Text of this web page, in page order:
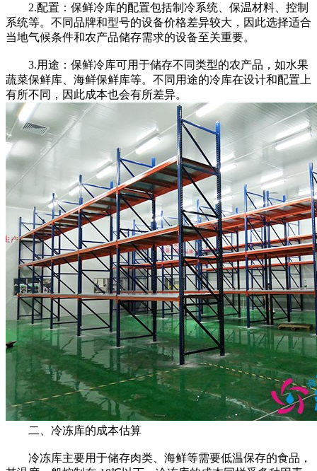
2.配置：保鲜冷库的配置包括制冷系统、保温材料、控制
系统等。不同品牌和型号的设备价格差异较大，因此选择适合
当地气候条件和农产品储存需求的设备至关重要。
3.用途：保鲜冷库可用于储存不同类型的农产品，如水果
蔬菜保鲜库、海鲜保鲜库等。不同用途的冷库在设计和配置上
有所不同，因此成本也会有所差异。
二、冷冻库的成本估算
冷冻库主要用于储存肉类、海鲜等需要低温保存的食品，